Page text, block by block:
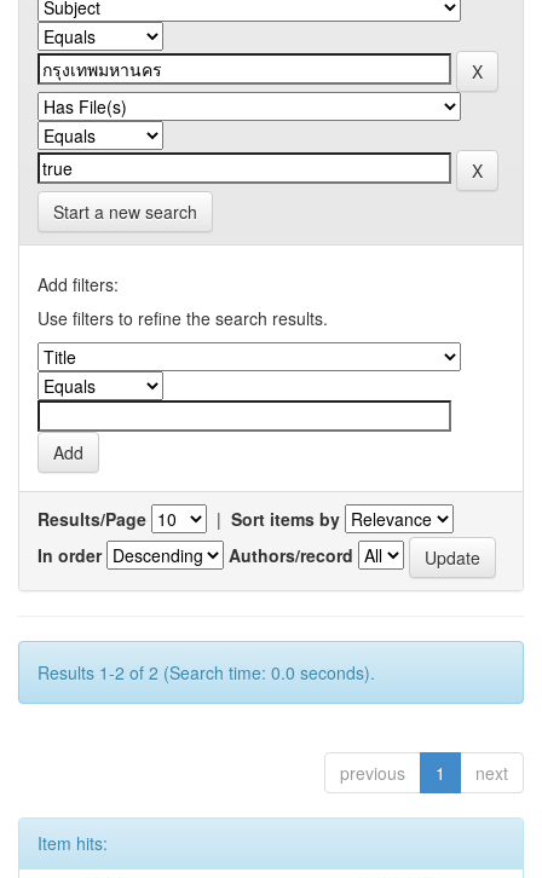
Start a new search
Add filters:
Use filters to refine the search results.
Results/Page | Sort items by
In order
Authors/record
Results 1-2 of 2 (Search time: 0.0 seconds).
previous 1 next
Item hits: